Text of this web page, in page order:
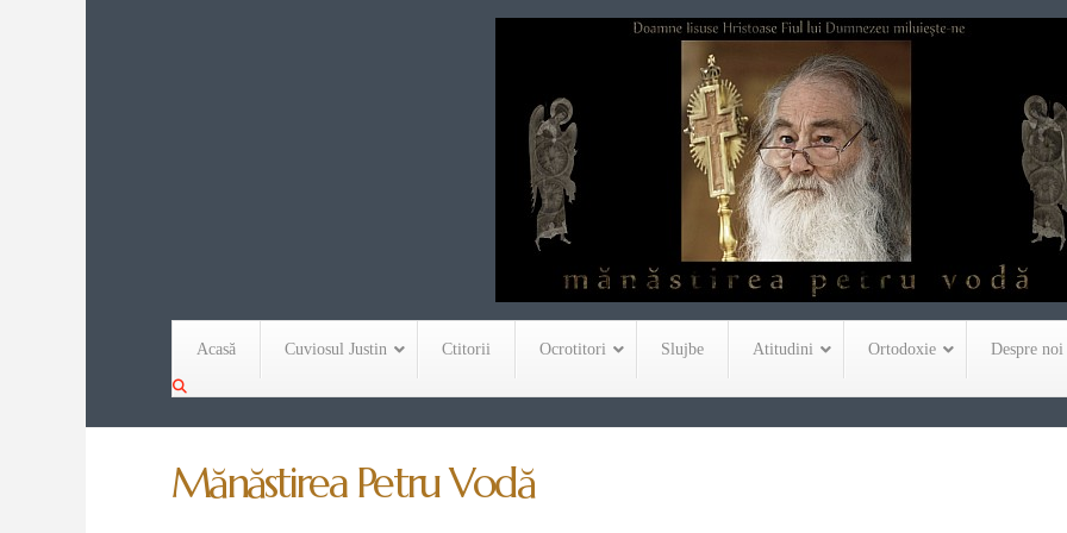
Acasă Cuviosul Justin Ctitorii Ocrotitori Slujbe Atitudini Ortodoxie Despre noi
Mănăstirea Petru Vodă